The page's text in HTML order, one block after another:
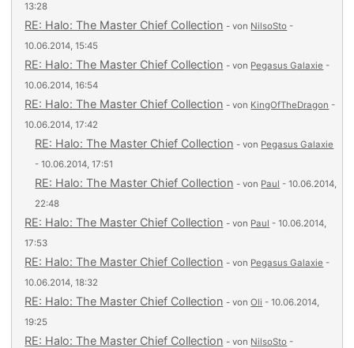
13:28
RE: Halo: The Master Chief Collection - von NilsoSto -
10.06.2014, 15:45
RE: Halo: The Master Chief Collection - von Pegasus Galaxie -
10.06.2014, 16:54
RE: Halo: The Master Chief Collection - von KingOfTheDragon -
10.06.2014, 17:42
RE: Halo: The Master Chief Collection - von Pegasus Galaxie
- 10.06.2014, 17:51
RE: Halo: The Master Chief Collection - von Paul - 10.06.2014,
22:48
RE: Halo: The Master Chief Collection - von Paul - 10.06.2014,
17:53
RE: Halo: The Master Chief Collection - von Pegasus Galaxie -
10.06.2014, 18:32
RE: Halo: The Master Chief Collection - vonOli - 10.06.2014,
19:25
RE: Halo: The Master Chief Collection - von NilsoSto -